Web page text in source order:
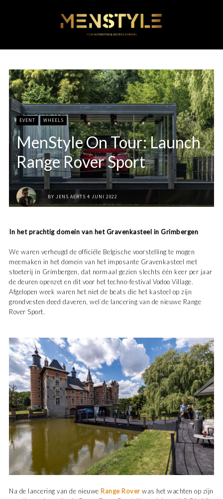
EVENT WHEELS
MenStyle On Tour: Launch
Range Rover Sport
BY JENS AERTS 4 JUNI 2022
In het prachtig domein van het Gravenkasteel in Grimbergen
We waren verheugd de officiële Belgische voorstelling te mogen
meemaken in het domein van het imposante Gravenkasteel met
stoeterij in Grimbergen, dat normaal gezien slechts één keer per jaar
de deuren openzet en dit voor het techno-festival Vodoo Village.
Afgelopen week waren het niet de beats die het kasteel op zijn
grondvesten deed daveren, wel de lancering van de nieuwe Range
Rover Sport.
Na de lancering van de nieuwe Range Roverwas het wachten op zijn